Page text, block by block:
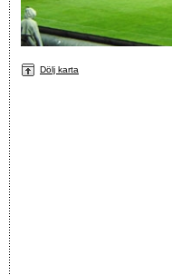
Dölj karta